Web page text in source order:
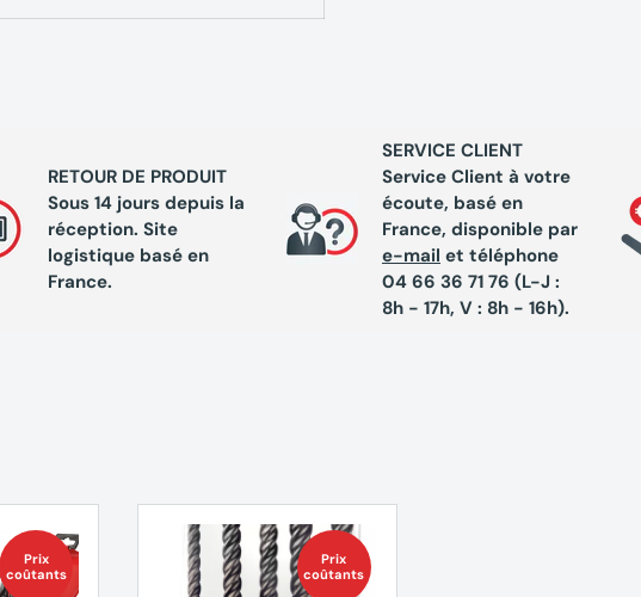
choisi
RETOUR DE PRODUIT
Sous 14 jours depuis la
réception. Site
logistique basé en
France.
SERVICE CLIENT
Service Client à votre
écoute, basé en
France, disponible par
e-mail et téléphone
04 66 36 71 76 (L-J :
8h - 17h, V : 8h - 16h).
Prix
coûtants
Prix
coûtants